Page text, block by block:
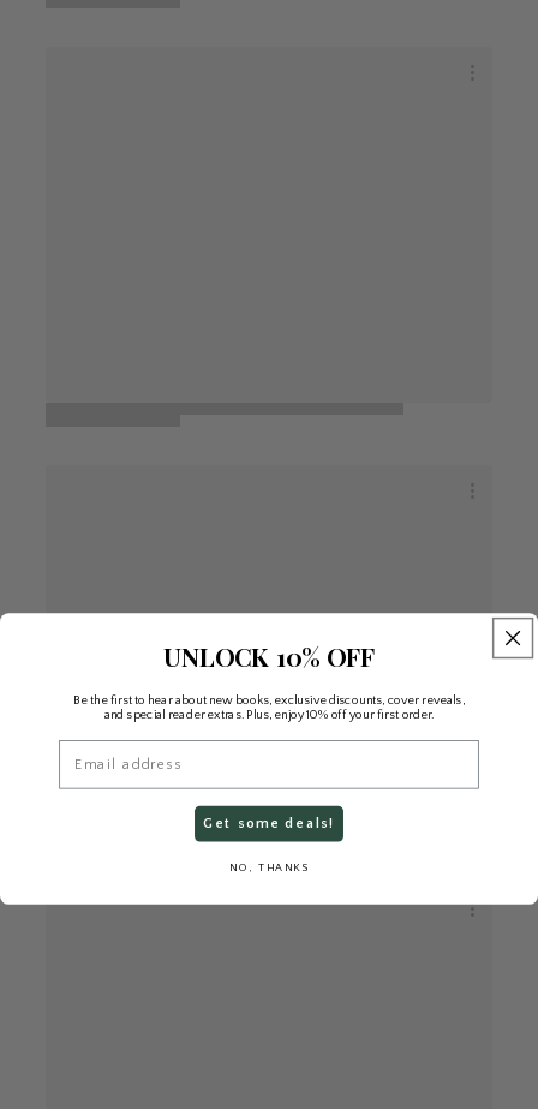
UNLOCK 10% OFF
Be the first to hear about new books, exclusive discounts, cover reveals,
and special reader extras. Plus, enjoy 10% off your first order.
Get some deals!
NO, THANKS